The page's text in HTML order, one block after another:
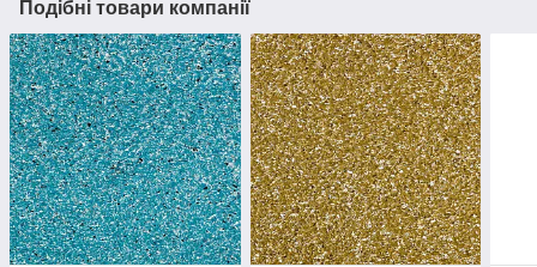
Подібні товари компанії